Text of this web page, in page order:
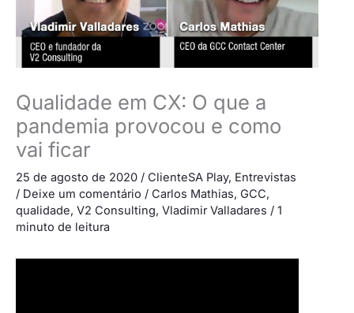
Qualidade em CX: O que a
pandemia provocou e como
vai ficar
25 de agosto de 2020 / ClienteSA Play, Entrevistas
/ Deixe um comentário / Carlos Mathias, GCC,
qualidade, V2 Consulting, Vladimir Valladares / 1
minuto de leitura